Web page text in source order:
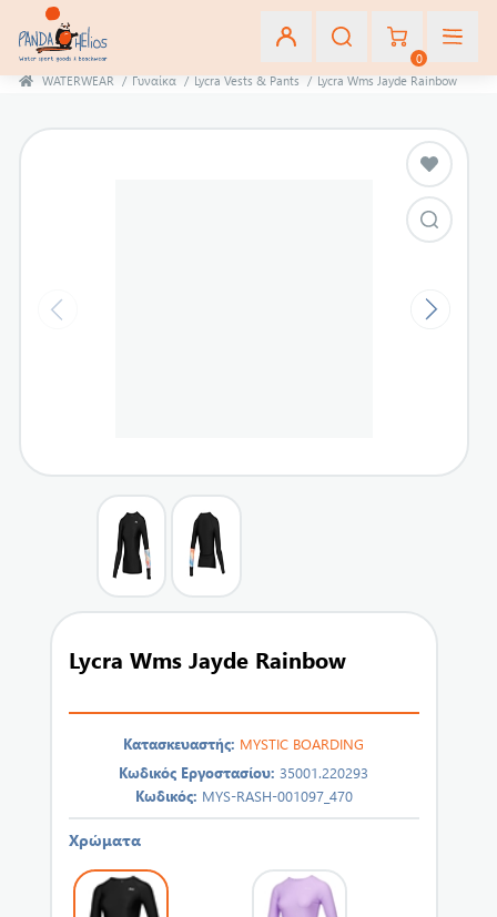
0
WATERWEAR / Γυναίκα / Lycra Vests & Pants / Lycra Wms Jayde Rainbow
Lycra Wms Jayde Rainbow
Κατασκευαστής: MYSTIC BOARDING
Κωδικός Εργοστασίου: 35001.220293
Κωδικός: MYS-RASH-001097_470
Χρώματα